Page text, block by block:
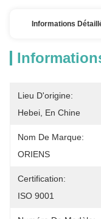
Informations
Lieu D'origine:
Hebei, En Chine
Nom De Marque:
ORIENS
Certification:
ISO 9001